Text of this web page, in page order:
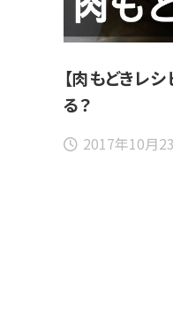
【肉もどきレ
る？
2017年10月